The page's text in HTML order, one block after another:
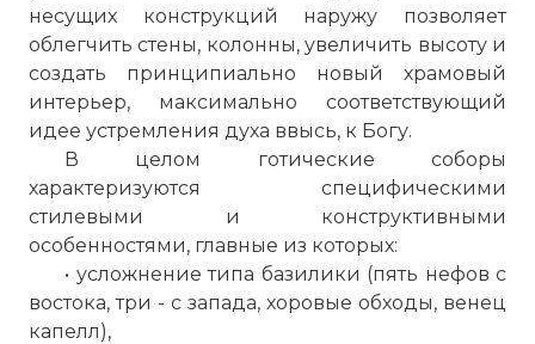
несущих конструкций наружу позволяет
облегчить стены, колонны, увеличить высоту и
создать принципиально новый храмовый
интерьер, максимально соответствующий
идее устремления духа ввысь, к Богу.
В целом готические соборы
характеризуются специфическими
стилевыми и конструктивными
особенностями, главные из которых:
• усложнение типа базилики (пять нефов с
востока, три - с запада, хоровые обходы, венец
капелл),